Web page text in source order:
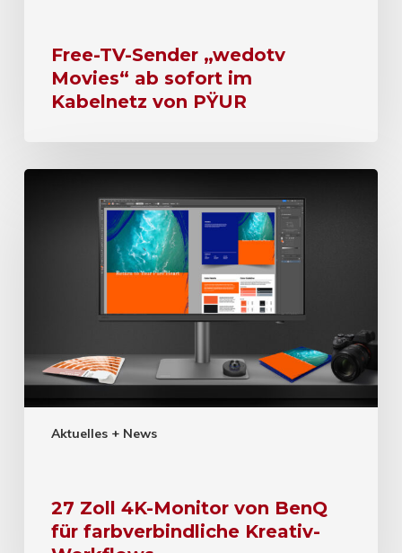
Free-TV-Sender „wedotv
Movies“ ab sofort im
Kabelnetz von PŸUR
Aktuelles + News
27 Zoll 4K-Monitor von BenQ
für farbverbindliche Kreativ-